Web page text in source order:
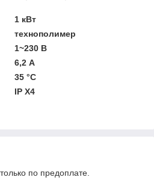
1 кВт
технополимер
1~230 В
6,2 А
35 °С
IP X4
по предоплате.